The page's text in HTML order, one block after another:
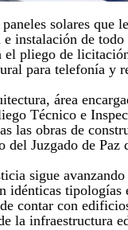
solares que
instalación de
pliego de
para telefonía y
área
Técnico e
las obras de
del Juzgado de Paz
sigue
idénticas
contar con
la infraestructura